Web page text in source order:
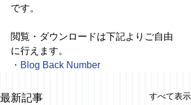
です。
閲覧・ダウンロードは下記よりご自由
に行えます。
・ Blog Back Number
最新記事 すべて表示